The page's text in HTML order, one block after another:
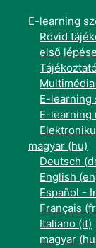
E-learning
Rövid
első
E-learning
E-learning
magyar ‎(hu)‎
Deutsch
English
Español -
Français
Italiano ‎(it)‎
magyar